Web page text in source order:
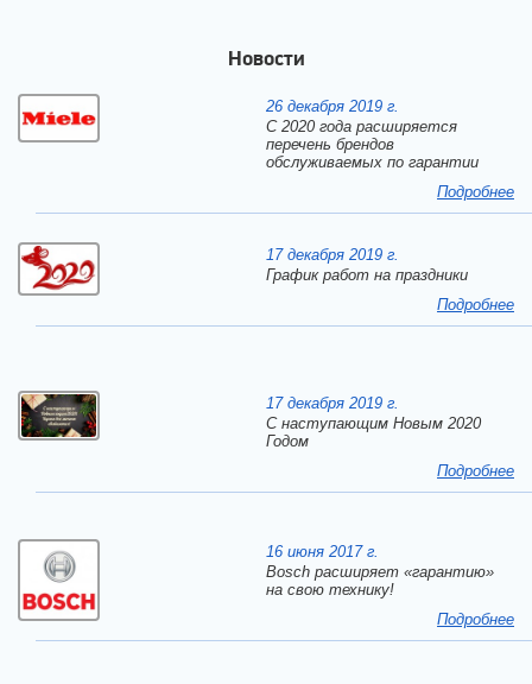
Новости
26 декабря 2019 г.
С 2020 года расширяется
перечень брендов
обслуживаемых по гарантии
Подробнее
17 декабря 2019 г.
График работ на праздники
Подробнее
17 декабря 2019 г.
C наступающим Новым 2020
Годом
Подробнее
16 июня 2017 г.
Bosch расширяет «гарантию»
на свою технику!
Подробнее